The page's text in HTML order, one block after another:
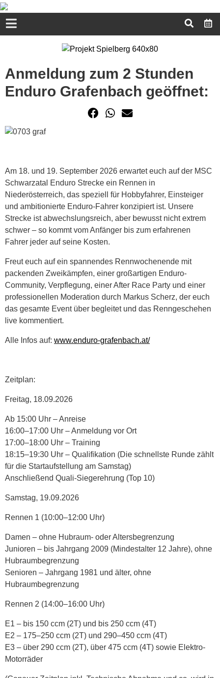
Anmeldung zum 2 Stunden
Enduro Grafenbach geöffnet:
Am 18. und 19. September 2026 erwartet euch auf der MSC
Schwarzatal Enduro Strecke ein Rennen in
Niederösterreich, das speziell für Hobbyfahrer, Einsteiger
und ambitionierte Enduro-Fahrer konzipiert ist. Unsere
Strecke ist abwechslungsreich, aber bewusst nicht extrem
schwer – so kommt vom Anfänger bis zum erfahrenen
Fahrer jeder auf seine Kosten.
Freut euch auf ein spannendes Rennwochenende mit
packenden Zweikämpfen, einer großartigen Enduro-
Community, Verpflegung, einer After Race Party und einer
professionellen Moderation durch Markus Scherz, der euch
das gesamte Event über begleitet und das Renngeschehen
live kommentiert.
Alle Infos auf: www.enduro-grafenbach.at/
Zeitplan:
Freitag, 18.09.2026
Ab 15:00 Uhr – Anreise
16:00–17:00 Uhr – Anmeldung vor Ort
17:00–18:00 Uhr – Training
18:15–19:30 Uhr – Qualifikation (Die schnellste Runde zählt
für die Startaufstellung am Samstag)
Anschließend Quali-Siegerehrung (Top 10)
Samstag, 19.09.2026
Rennen 1 (10:00–12:00 Uhr)
Damen – ohne Hubraum- oder Altersbegrenzung
Junioren – bis Jahrgang 2009 (Mindestalter 12 Jahre), ohne
Hubraumbegrenzung
Senioren – Jahrgang 1981 und älter, ohne
Hubraumbegrenzung
Rennen 2 (14:00–16:00 Uhr)
E1 – bis 150 ccm (2T) und bis 250 ccm (4T)
E2 – 175–250 ccm (2T) und 290–450 ccm (4T)
E3 – über 290 ccm (2T), über 475 ccm (4T) sowie Elektro-
Motorräder